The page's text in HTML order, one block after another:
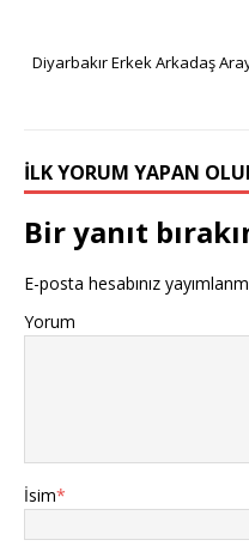
Diyarbakır Erkek Arkadaş
İLK YORUM YAPAN
Bir yanıt
E-posta hesabınız
Yorum
İsim*